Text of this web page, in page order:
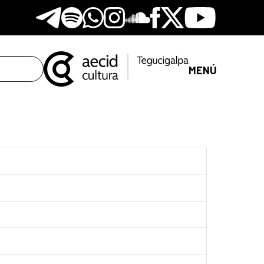
Telegram
SpotifyWhatsapp
Instagram
Soundclore
Facebook
X Youtube
MENÚ